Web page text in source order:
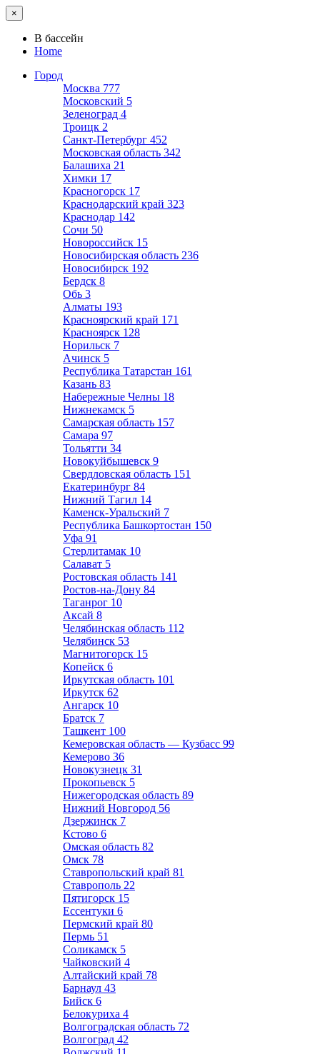
×
В бассейн
Home
Город
Москва 777
Московский 5
Зеленоград 4
Троицк 2
Санкт-Петербург 452
Московская область 342
Балашиха 21
Химки 17
Красногорск 17
Краснодарский край 323
Краснодар 142
Сочи 50
Новороссийск 15
Новосибирская область 236
Новосибирск 192
Бердск 8
Обь 3
Алматы 193
Красноярский край 171
Красноярск 128
Норильск 7
Ачинск 5
Республика Татарстан 161
Казань 83
Набережные Челны 18
Нижнекамск 5
Самарская область 157
Самара 97
Тольятти 34
Новокуйбышевск 9
Свердловская область 151
Екатеринбург 84
Нижний Тагил 14
Каменск-Уральский 7
Республика Башкортостан 150
Уфа 91
Стерлитамак 10
Салават 5
Ростовская область 141
Ростов-на-Дону 84
Таганрог 10
Аксай 8
Челябинская область 112
Челябинск 53
Магнитогорск 15
Копейск 6
Иркутская область 101
Иркутск 62
Ангарск 10
Братск 7
Ташкент 100
Кемеровская область — Кузбасс 99
Кемерово 36
Новокузнецк 31
Прокопьевск 5
Нижегородская область 89
Нижний Новгород 56
Дзержинск 7
Кстово 6
Омская область 82
Омск 78
Ставропольский край 81
Ставрополь 22
Пятигорск 15
Ессентуки 6
Пермский край 80
Пермь 51
Соликамск 5
Чайковский 4
Алтайский край 78
Барнаул 43
Бийск 6
Белокуриха 4
Волгоградская область 72
Волгоград 42